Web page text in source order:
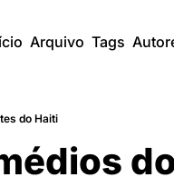
Arquivo Tags
do Haiti